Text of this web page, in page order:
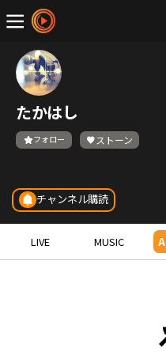
チャンネル購読
たかはし
フォロー ストーン
LIVE MUSIC